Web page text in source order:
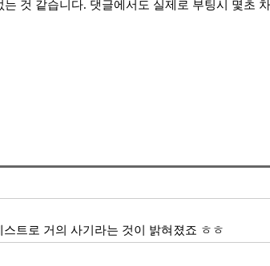
것 같습니다. 댓글에서도 실제로 부팅시 몇초
트로 거의 사기라는 것이 밝혀졌죠 ㅎㅎ